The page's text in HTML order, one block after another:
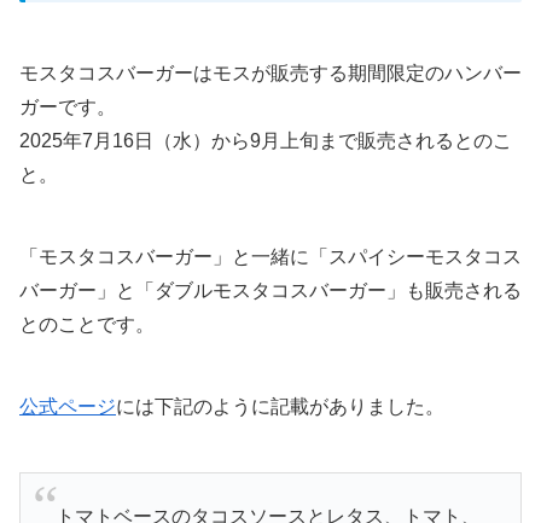
モスタコスバーガーはモスが販売する期間限定のハンバー
ガーです。
2025年7月16日（水）から9月上旬まで販売されるとのこ
と。
「モスタコスバーガー」と一緒に「スパイシーモスタコス
バーガー」と「ダブルモスタコスバーガー」も販売される
とのことです。
公式ページには下記のように記載がありました。
トマトベースのタコスソースとレタス、トマト、